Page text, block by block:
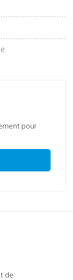
pour
de